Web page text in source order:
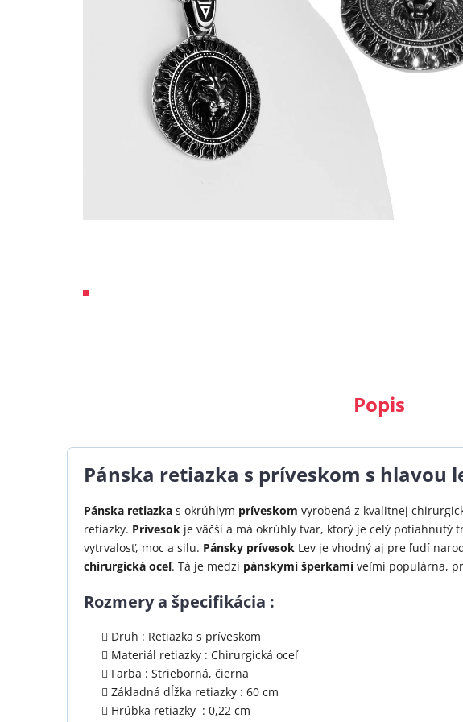
Popis
Pánska retiazka s príveskom s hlavou
Pánska retiazka s okrúhlym príveskom vyrobená z kvalitnej
retiazky. Prívesok je väčší a má okrúhly tvar, ktorý je celý potiahnutý
vytrvalosť, moc a silu. Pánsky prívesok Lev je vhodný aj pre ľudí
chirurgická oceľ. Tá je medzi pánskymi šperkami veľmi populárna,
Rozmery a špecifikácia :
Druh : Retiazka s príveskom
Materiál retiazky : Chirurgická oceľ
Farba : Strieborná, čierna
Základná dĺžka retiazky : 60 cm
Hrúbka retiazky : 0,22 cm